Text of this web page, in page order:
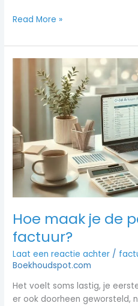
Read More »
Hoe maak je de
factuur?
Laat een reactie achter /
Boekhoudspot.com
Het voelt soms lastig, je
er ook doorheen geworsteld,
eerste
factuur?